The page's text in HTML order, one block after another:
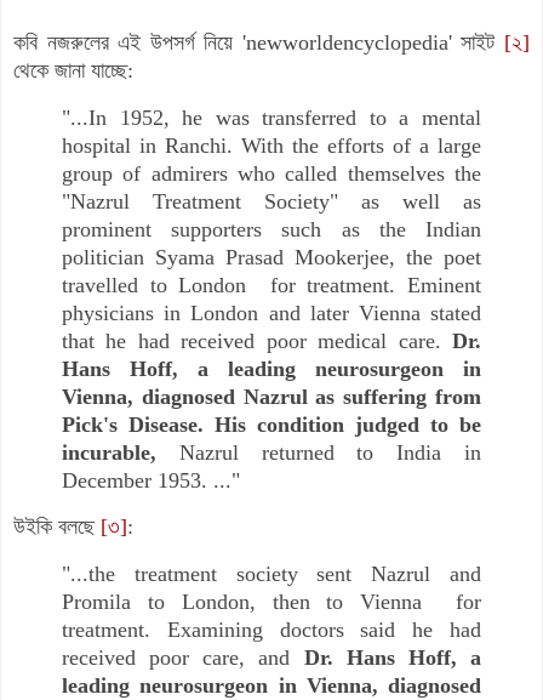
কবি নজরুলের এই উপসর্গ নিয়ে 'newworldencyclopedia' সাইট [২]
থেকে জানা যাচ্ছে:
"...In 1952, he was transferred to a mental
hospital in Ranchi. With the efforts of a large
group of admirers who called themselves the
"Nazrul Treatment Society" as well as
prominent supporters such as the Indian
politician Syama Prasad Mookerjee, the poet
travelled to London for treatment. Eminent
physicians in London and later Vienna stated
that he had received poor medical care. Dr.
Hans Hoff, a leading neurosurgeon in
Vienna, diagnosed Nazrul as suffering from
Pick's Disease. His condition judged to be
incurable, Nazrul returned to India in
December 1953. ..."
উইকি বলছে [৩]:
"...the treatment society sent Nazrul and
Promila to London, then to Vienna for
treatment. Examining doctors said he had
received poor care, and Dr. Hans Hoff, a
leading neurosurgeon in Vienna, diagnosed